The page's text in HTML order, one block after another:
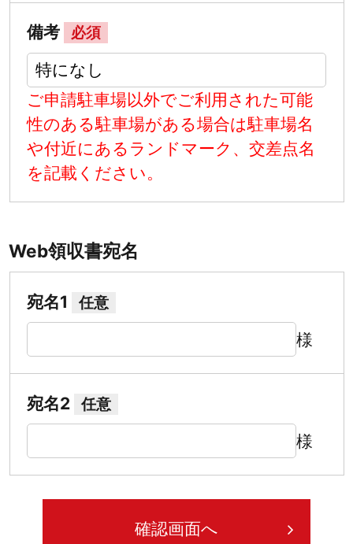
備考 必須
ご申請駐車場以外でご利用された可能
性のある駐車場がある場合は駐車場名
や付近にあるランドマーク、交差点名
を記載ください。
Web領収書宛名
宛名1 任意
様
宛名2 任意
様